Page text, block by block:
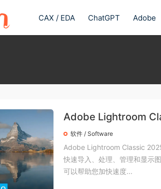
CAX / EDA ChatGPT Adobe
Adobe Lightroom
载软件 / Software
Adobe Lightroom Classic
快速导入、处理、管理和显示
可以帮助您加快速度...